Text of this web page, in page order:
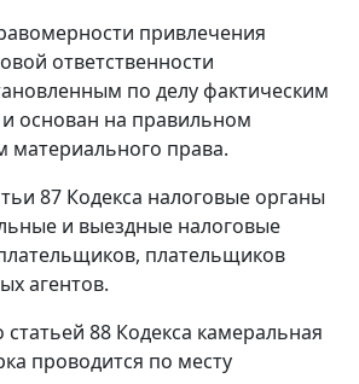
привлечения
ответственности
по делу фактическим
основан на правильном
права.
87 Кодекса налоговые органы
и выездные налоговые
плательщиков
агентов.
статьей 88 Кодекса камеральная
проводится по месту